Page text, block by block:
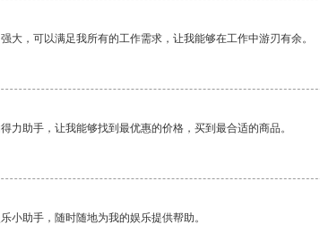
大，可以满足我所有的工作需求，让我能够在工作中游刃有余。
力助手，让我能够找到最优惠的价格，买到最合适的商品。
小助手，随时随地为我的娱乐提供帮助。